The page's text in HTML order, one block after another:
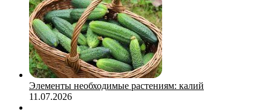
Элементы необходимые растениям: калий
11.07.2026